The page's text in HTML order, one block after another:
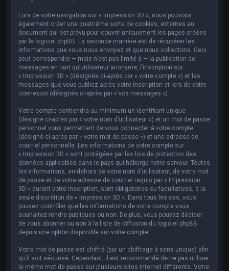
Lors de votre navigation sur « Impression 3D », nous pouvons
également créer une quatrième sorte de cookies, externes au
document qui est prévu pour couvrir uniquement les pages créées
par le logiciel phpBB. La seconde manière est de récupérer les
informations que vous nous envoyez et que nous collectons. Ceci
peut correspondre — mais n’est pas limité à — la publication de
messages en tant qu’utilisateur anonyme, l’inscription sur
« Impression 3D » (désignée ci-après par « votre compte ») et les
messages que vous publiez après votre inscription et lors de votre
connexion (désignés ci-après par « vos messages »).
Votre compte contiendra au minimum un identifiant unique
(désigné ci-après par « votre nom d’utilisateur ») et un mot de passe
personnel vous permettant de vous connecter à votre compte
(désigné ci-après par « votre mot de passe ») et une adresse de
courriel personnelle. Les informations de votre compte sur
« Impression 3D » sont protégées par les lois de protection des
données applicables dans le pays qui héberge notre serveur. Toutes
les informations, en-dehors de votre nom d’utilisateur, de votre mot
de passe et de votre adresse de courriel requis par « Impression
3D » durant votre inscription, sont obligatoires ou facultatives, à la
seule discrétion de « Impression 3D ». Dans tous les cas, vous
pouvez contrôler quelles informations de votre compte vous
souhaitez rendre publiques ou non. De plus, vous pouvez décider
de vous abonner ou non à la liste de diffusion du logiciel phpBB
depuis une option disponible sur votre compte.
Votre mot de passe est chiffré (par un chiffrage à sens unique) afin
qu’il soit sécurisé. Cependant, il est recommandé de ne pas utiliser
le même mot de passe sur plusieurs sites internet différents. Votre